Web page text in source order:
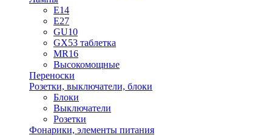
E14
E27
GU10
GX53 таблетка
MR16
Высокомощные
Переноски
Розетки, выключатели, блоки
Блоки
Выключатели
Розетки
Фонарики, элементы питания